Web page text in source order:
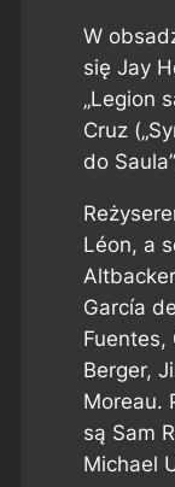
W
się Jay
„Legion
Cruz
do
Léon, a
García
Fuentes,
Berger,
Moreau.
są Sam
Michael